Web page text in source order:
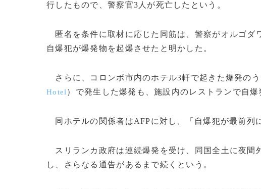
行したもので、警察官3人が死亡したという。
匿名を条件に取材に応じた同筋は、警察がオルゴダ
自爆犯が爆発物を起爆させたと明かした。
さらに、コロンボ市内のホテル3軒で起きた爆発の
Hotel ）で発生した爆発も、施設内のレストランで自
同ホテルの関係者はAFPに対し、「自爆犯が最前列
スリランカ政府は連続爆発を受け、同国全土に夜間
し、さらなる通告があるまで続くという。